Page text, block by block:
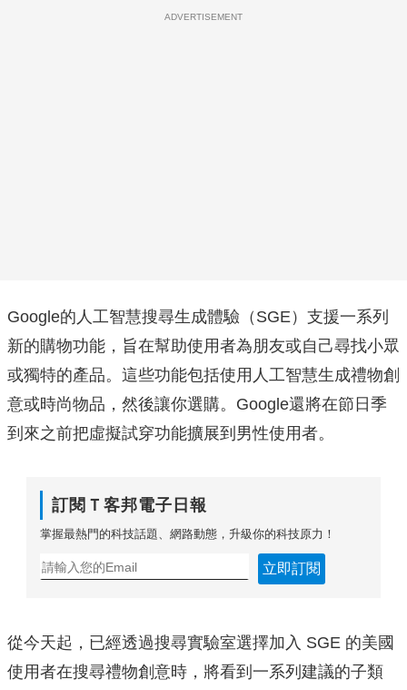
ADVERTISEMENT
Google的人工智慧搜尋生成體驗（SGE）支援一系列
新的購物功能，旨在幫助使用者為朋友或自己尋找小眾
或獨特的產品。這些功能包括使用人工智慧生成禮物創
意或時尚物品，然後讓你選購。Google還將在節日季
到來之前把虛擬試穿功能擴展到男性使用者。
訂閱Ｔ客邦電子日報
掌握最熱門的科技話題、網路動態，升級你的科技原力！
立即訂閱
從今天起，已經透過搜尋實驗室選擇加入 SGE 的美國
使用者在搜尋禮物創意時，將看到一系列建議的子類